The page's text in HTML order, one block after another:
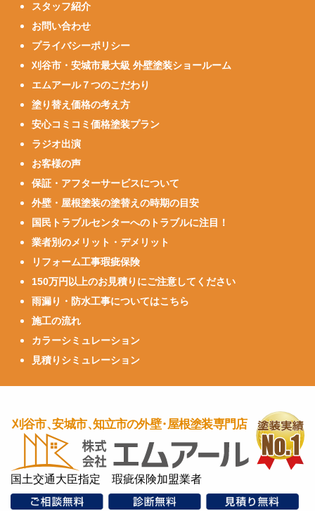
スタッフ紹介
お問い合わせ
プライバシーポリシー
刈谷市・安城市最大級 外壁塗装ショールーム
エムアール７つのこだわり
塗り替え価格の考え方
安心コミコミ価格塗装プラン
ラジオ出演
お客様の声
保証・アフターサービスについて
外壁・屋根塗装の塗替えの時期の目安
国民トラブルセンターへのトラブルに注目！
業者別のメリット・デメリット
リフォーム工事瑕疵保険
150万円以上のお見積りにご注意してください
雨漏り・防水工事についてはこちら
施工の流れ
カラーシミュレーション
見積りシミュレーション
国土交通大臣指定 瑕疵保険加盟業者